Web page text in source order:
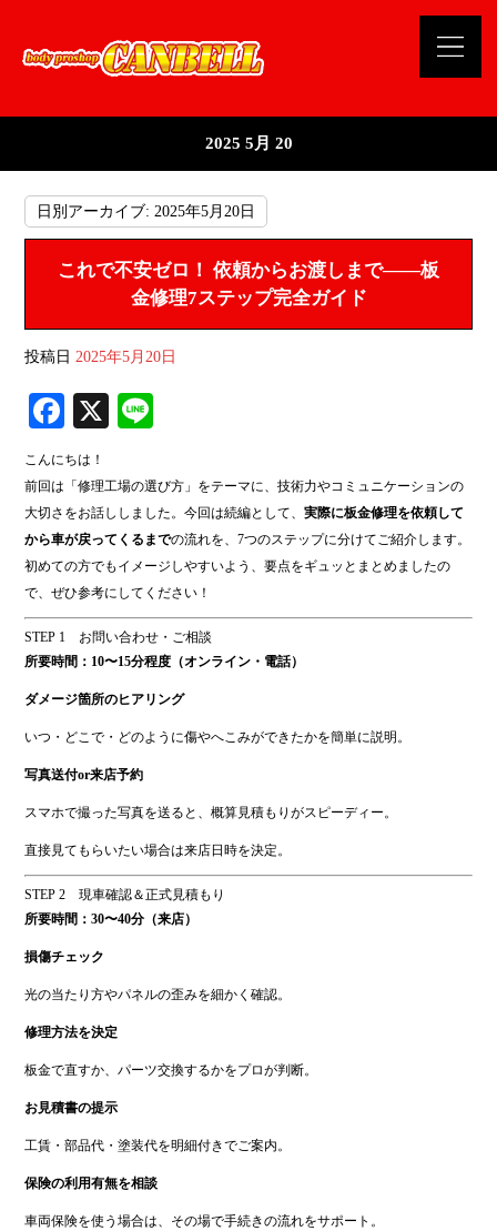
2025 5月 20
日別アーカイブ:2025年5月20日
これで不安ゼロ！ 依頼からお渡しまで――板
金修理7ステップ完全ガイド
投稿日 2025年5月20日
Fa
ce
bo
ok
X
こんにちは！
前回は「修理工場の選び方」をテーマに、技術力やコミュニケーションの
大切さをお話ししました。今回は続編として、実際に板金修理を依頼して
から車が戻ってくるまでの流れを、7つのステップに分けてご紹介します。
初めての方でもイメージしやすいよう、要点をギュッとまとめましたの
で、ぜひ参考にしてください！
STEP 1 お問い合わせ・ご相談
所要時間：10〜15分程度（オンライン・電話）
ダメージ箇所のヒアリング
いつ・どこで・どのように傷やへこみができたかを簡単に説明。
写真送付or来店予約
スマホで撮った写真を送ると、概算見積もりがスピーディー。
直接見てもらいたい場合は来店日時を決定。
STEP 2 現車確認＆正式見積もり
所要時間：30〜40分（来店）
損傷チェック
光の当たり方やパネルの歪みを細かく確認。
修理方法を決定
板金で直すか、パーツ交換するかをプロが判断。
お見積書の提示
工賃・部品代・塗装代を明細付きでご案内。
保険の利用有無を相談
車両保険を使う場合は、その場で手続きの流れをサポート。